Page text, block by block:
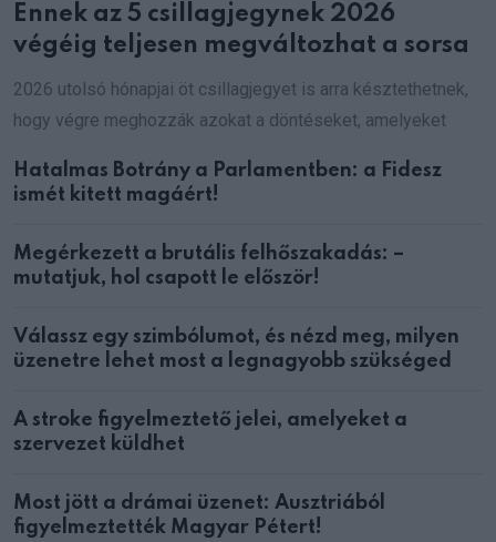
Ennek az 5 csillagjegynek 2026
végéig teljesen megváltozhat a sorsa
2026 utolsó hónapjai öt csillagjegyet is arra késztethetnek,
hogy végre meghozzák azokat a döntéseket, amelyeket
Hatalmas Botrány a Parlamentben: a Fidesz
ismét kitett magáért!
Megérkezett a brutális felhőszakadás: –
mutatjuk, hol csapott le először!
Válassz egy szimbólumot, és nézd meg, milyen
üzenetre lehet most a legnagyobb szükséged
A stroke figyelmeztető jelei, amelyeket a
szervezet küldhet
Most jött a drámai üzenet: Ausztriából
figyelmeztették Magyar Pétert!